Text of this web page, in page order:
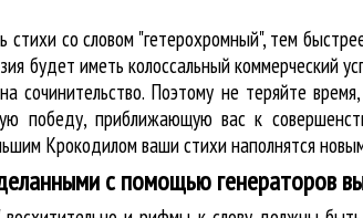
со словом "гетерохромный", тем
будет иметь колоссальный коммерческий
сочинительство. Поэтому не теряйте
победу, приближающую вас к
Крокодилом ваши стихи наполнятся
с помощью генераторов